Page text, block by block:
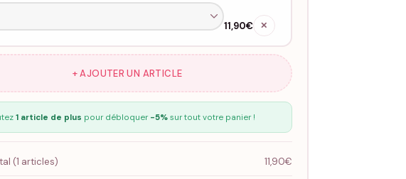
11,90€ ✕
+ AJOUTER UN ARTICLE
1 article de plus pour débloquer -5%sur tout votre panier !
(1 articles) 11,90€